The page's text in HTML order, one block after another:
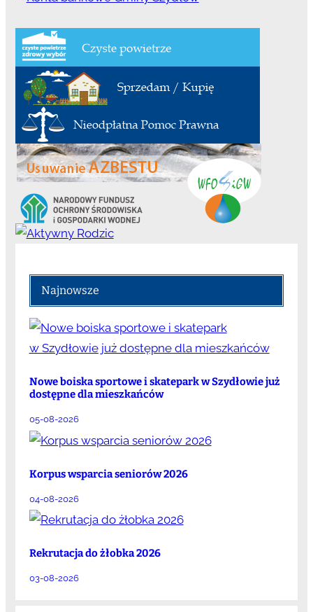
Najnowsze
Nowe boiska sportowe i skatepark w Szydłowie już
dostępne dla mieszkańców
05-08-2026
Korpus wsparcia seniorów 2026
04-08-2026
Rekrutacja do żłobka 2026
03-08-2026